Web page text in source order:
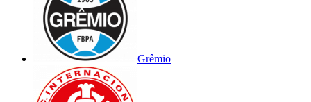
Grêmio